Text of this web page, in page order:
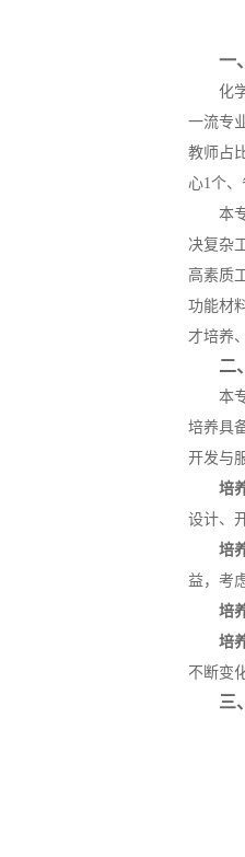
一
化
一流专
教师占
心1个
本
决复杂
高素质
功能材
才培养
二
本
培养具
开发与
培
设计、
培
益，考
培
培
不断变
三